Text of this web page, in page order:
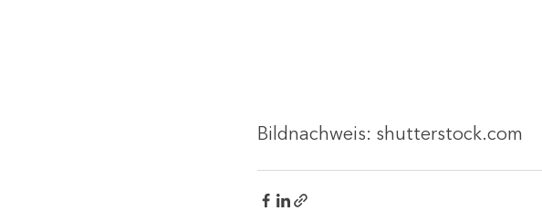
Bildnachweis: shutterstock.com